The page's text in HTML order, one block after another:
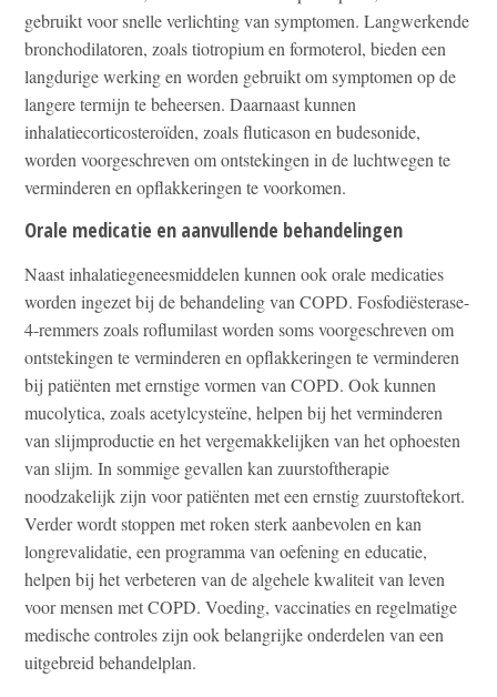
gebruikt voor snelle verlichting van symptomen. Langwerkende
bronchodilatoren, zoals tiotropium en formoterol, bieden een
langdurige werking en worden gebruikt om symptomen op de
langere termijn te beheersen. Daarnaast kunnen
inhalatiecorticosteroïden, zoals fluticason en budesonide,
worden voorgeschreven om ontstekingen in de luchtwegen te
verminderen en opflakkeringen te voorkomen.
Orale medicatie en aanvullende behandelingen
Naast inhalatiegeneesmiddelen kunnen ook orale medicaties
worden ingezet bij de behandeling van COPD. Fosfodiësterase-
4-remmers zoals roflumilast worden soms voorgeschreven om
ontstekingen te verminderen en opflakkeringen te verminderen
bij patiënten met ernstige vormen van COPD. Ook kunnen
mucolytica, zoals acetylcysteïne, helpen bij het verminderen
van slijmproductie en het vergemakkelijken van het ophoesten
van slijm. In sommige gevallen kan zuurstoftherapie
noodzakelijk zijn voor patiënten met een ernstig zuurstoftekort.
Verder wordt stoppen met roken sterk aanbevolen en kan
longrevalidatie, een programma van oefening en educatie,
helpen bij het verbeteren van de algehele kwaliteit van leven
voor mensen met COPD. Voeding, vaccinaties en regelmatige
medische controles zijn ook belangrijke onderdelen van een
uitgebreid behandelplan.